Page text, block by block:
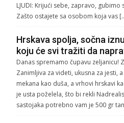
LJUDI: Krijući sebe, zapravo,
Zašto ostajete sa osobom koja vas
Hrskava spolja, sočna
koju će svi tražiti da
Danas spremamo čupavu zeljanicu!
Zanimljiva za videti, ukusna za jesti,
mekana kao duša, a vrhovi hrskavi
je usta poželela, što bi rekli
sastojaka potrebno vam je 500 gr